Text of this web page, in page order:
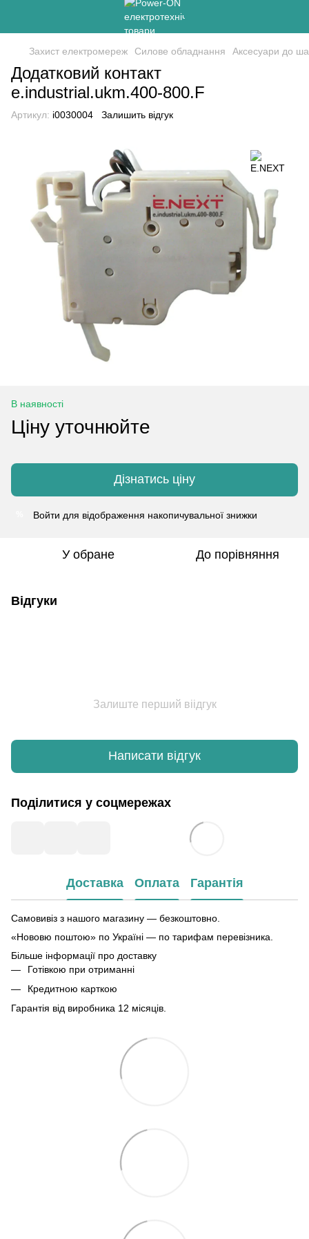
Захист електромереж Силове обладнання Аксесуари до
Додатковий контакт
e.industrial.ukm.400-800.F
Артикул: i0030004 Залишить відгук
В наявності
Ціну уточнюйте
Дізнатись ціну
Войти для відображення накопичувальної знижки
У обране До порівняння
Відгуки
Залиште перший віідгук
Написати відгук
Поділитися у соцмережах
Доставка Оплата Гарантія
Самовивіз з нашого магазину — безкоштовно.
«Нововю поштою» по Україні — по тарифам перевізника.
Більше інформації про доставку
Готівкою при отриманні
Кредитною карткою
Гарантія від виробника 12 місяців.